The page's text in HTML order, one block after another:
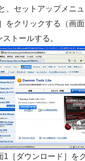
、セットアップメニ
をクリックする（画
トールする。
1［ダウンロード］を